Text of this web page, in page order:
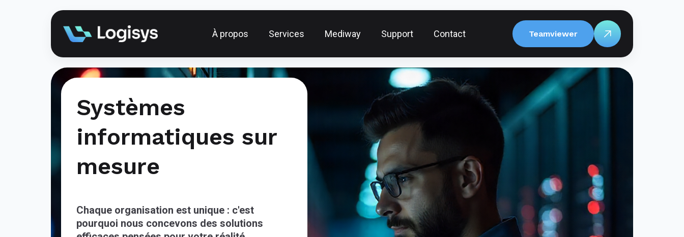
À propos Services Mediway Support Contact Teamviewer
Systèmes
informatiques sur
mesure
Chaque organisation est unique : c'est
pourquoi nous concevons des solutions